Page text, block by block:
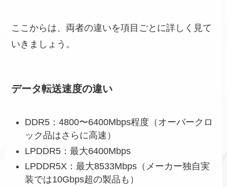
ここからは、両者の違いを項目ごとに詳しく見て
いきましょう。
データ転送速度の違い
DDR5：4800〜6400Mbps程度（オーバークロ
ック品はさらに高速）
LPDDR5：最大6400Mbps
LPDDR5X：最大8533Mbps（メーカー独自実
装では10Gbps超の製品も）